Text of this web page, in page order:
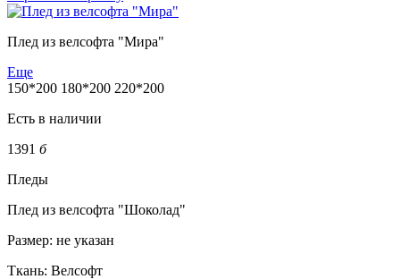
Плед из велсофта "Мира"
Еще
150*200 180*200 220*200
Есть в наличии
1391 б
Пледы
Плед из велсофта "Шоколад"
Размер: не указан
Ткань: Велсофт